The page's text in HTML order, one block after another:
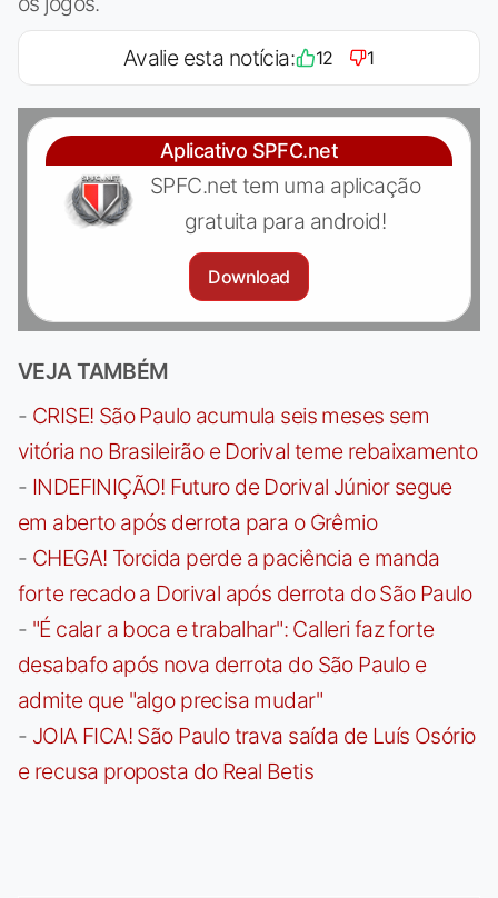
Avalie esta notícia: 12 1
Aplicativo SPFC.net
SPFC.net tem uma aplicação
gratuita para android!
Download
VEJA TAMBÉM
- CRISE! São Paulo acumula seis meses sem
vitória no Brasileirão e Dorival teme rebaixamento
- INDEFINIÇÃO! Futuro de Dorival Júnior segue
em aberto após derrota para o Grêmio
- CHEGA! Torcida perde a paciência e manda
forte recado a Dorival após derrota do São Paulo
- "É calar a boca e trabalhar": Calleri faz forte
desabafo após nova derrota do São Paulo e
admite que "algo precisa mudar"
- JOIA FICA! São Paulo trava saída de Luís Osório
e recusa proposta do Real Betis